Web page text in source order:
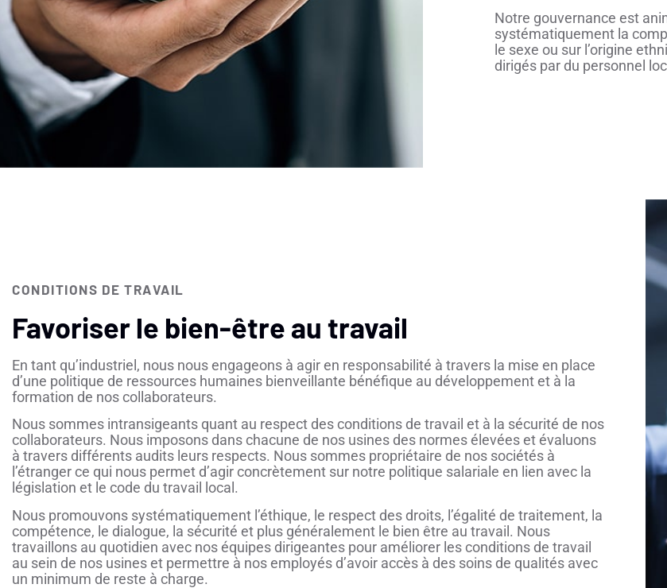
Notre gouvernance est
systématiquement la
le sexe ou sur l’origine
dirigés par du personnel
CONDITIONS DE TRAVAIL
Favoriser le bien-être au travail
En tant qu’industriel, nous nous engageons à agir en responsabilité à travers la mise en place
d’une politique de ressources humaines bienveillante bénéfique au développement et à la
formation de nos collaborateurs.
Nous sommes intransigeants quant au respect des conditions de travail et à la sécurité de nos
collaborateurs. Nous imposons dans chacune de nos usines des normes élevées et évaluons
à travers différents audits leurs respects. Nous sommes propriétaire de nos sociétés à
l’étranger ce qui nous permet d’agir concrètement sur notre politique salariale en lien avec la
législation et le code du travail local.
Nous promouvons systématiquement l’éthique, le respect des droits, l’égalité de traitement, la
compétence, le dialogue, la sécurité et plus généralement le bien être au travail. Nous
travaillons au quotidien avec nos équipes dirigeantes pour améliorer les conditions de travail
au sein de nos usines et permettre à nos employés d’avoir accès à des soins de qualités avec
un minimum de reste à charge.